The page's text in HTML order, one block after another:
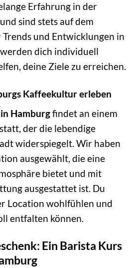
Erfahrung in der
sind stets auf dem
Trends und Entwicklungen in
dich individuell
deine Ziele zu erreichen.
Kaffeekultur erleben
Hamburgfindet an einem
der die lebendige
widerspiegelt. Wir haben
ausgewählt, die eine
bietet und mit
ausgestattet ist. Du
Location wohlfühlen und
entfalten können.
Ein Barista Kurs